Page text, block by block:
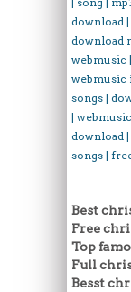
download
download
webmusic
webmusic
songs |
|
download
songs |
Best
Free
Top
Full
Besst